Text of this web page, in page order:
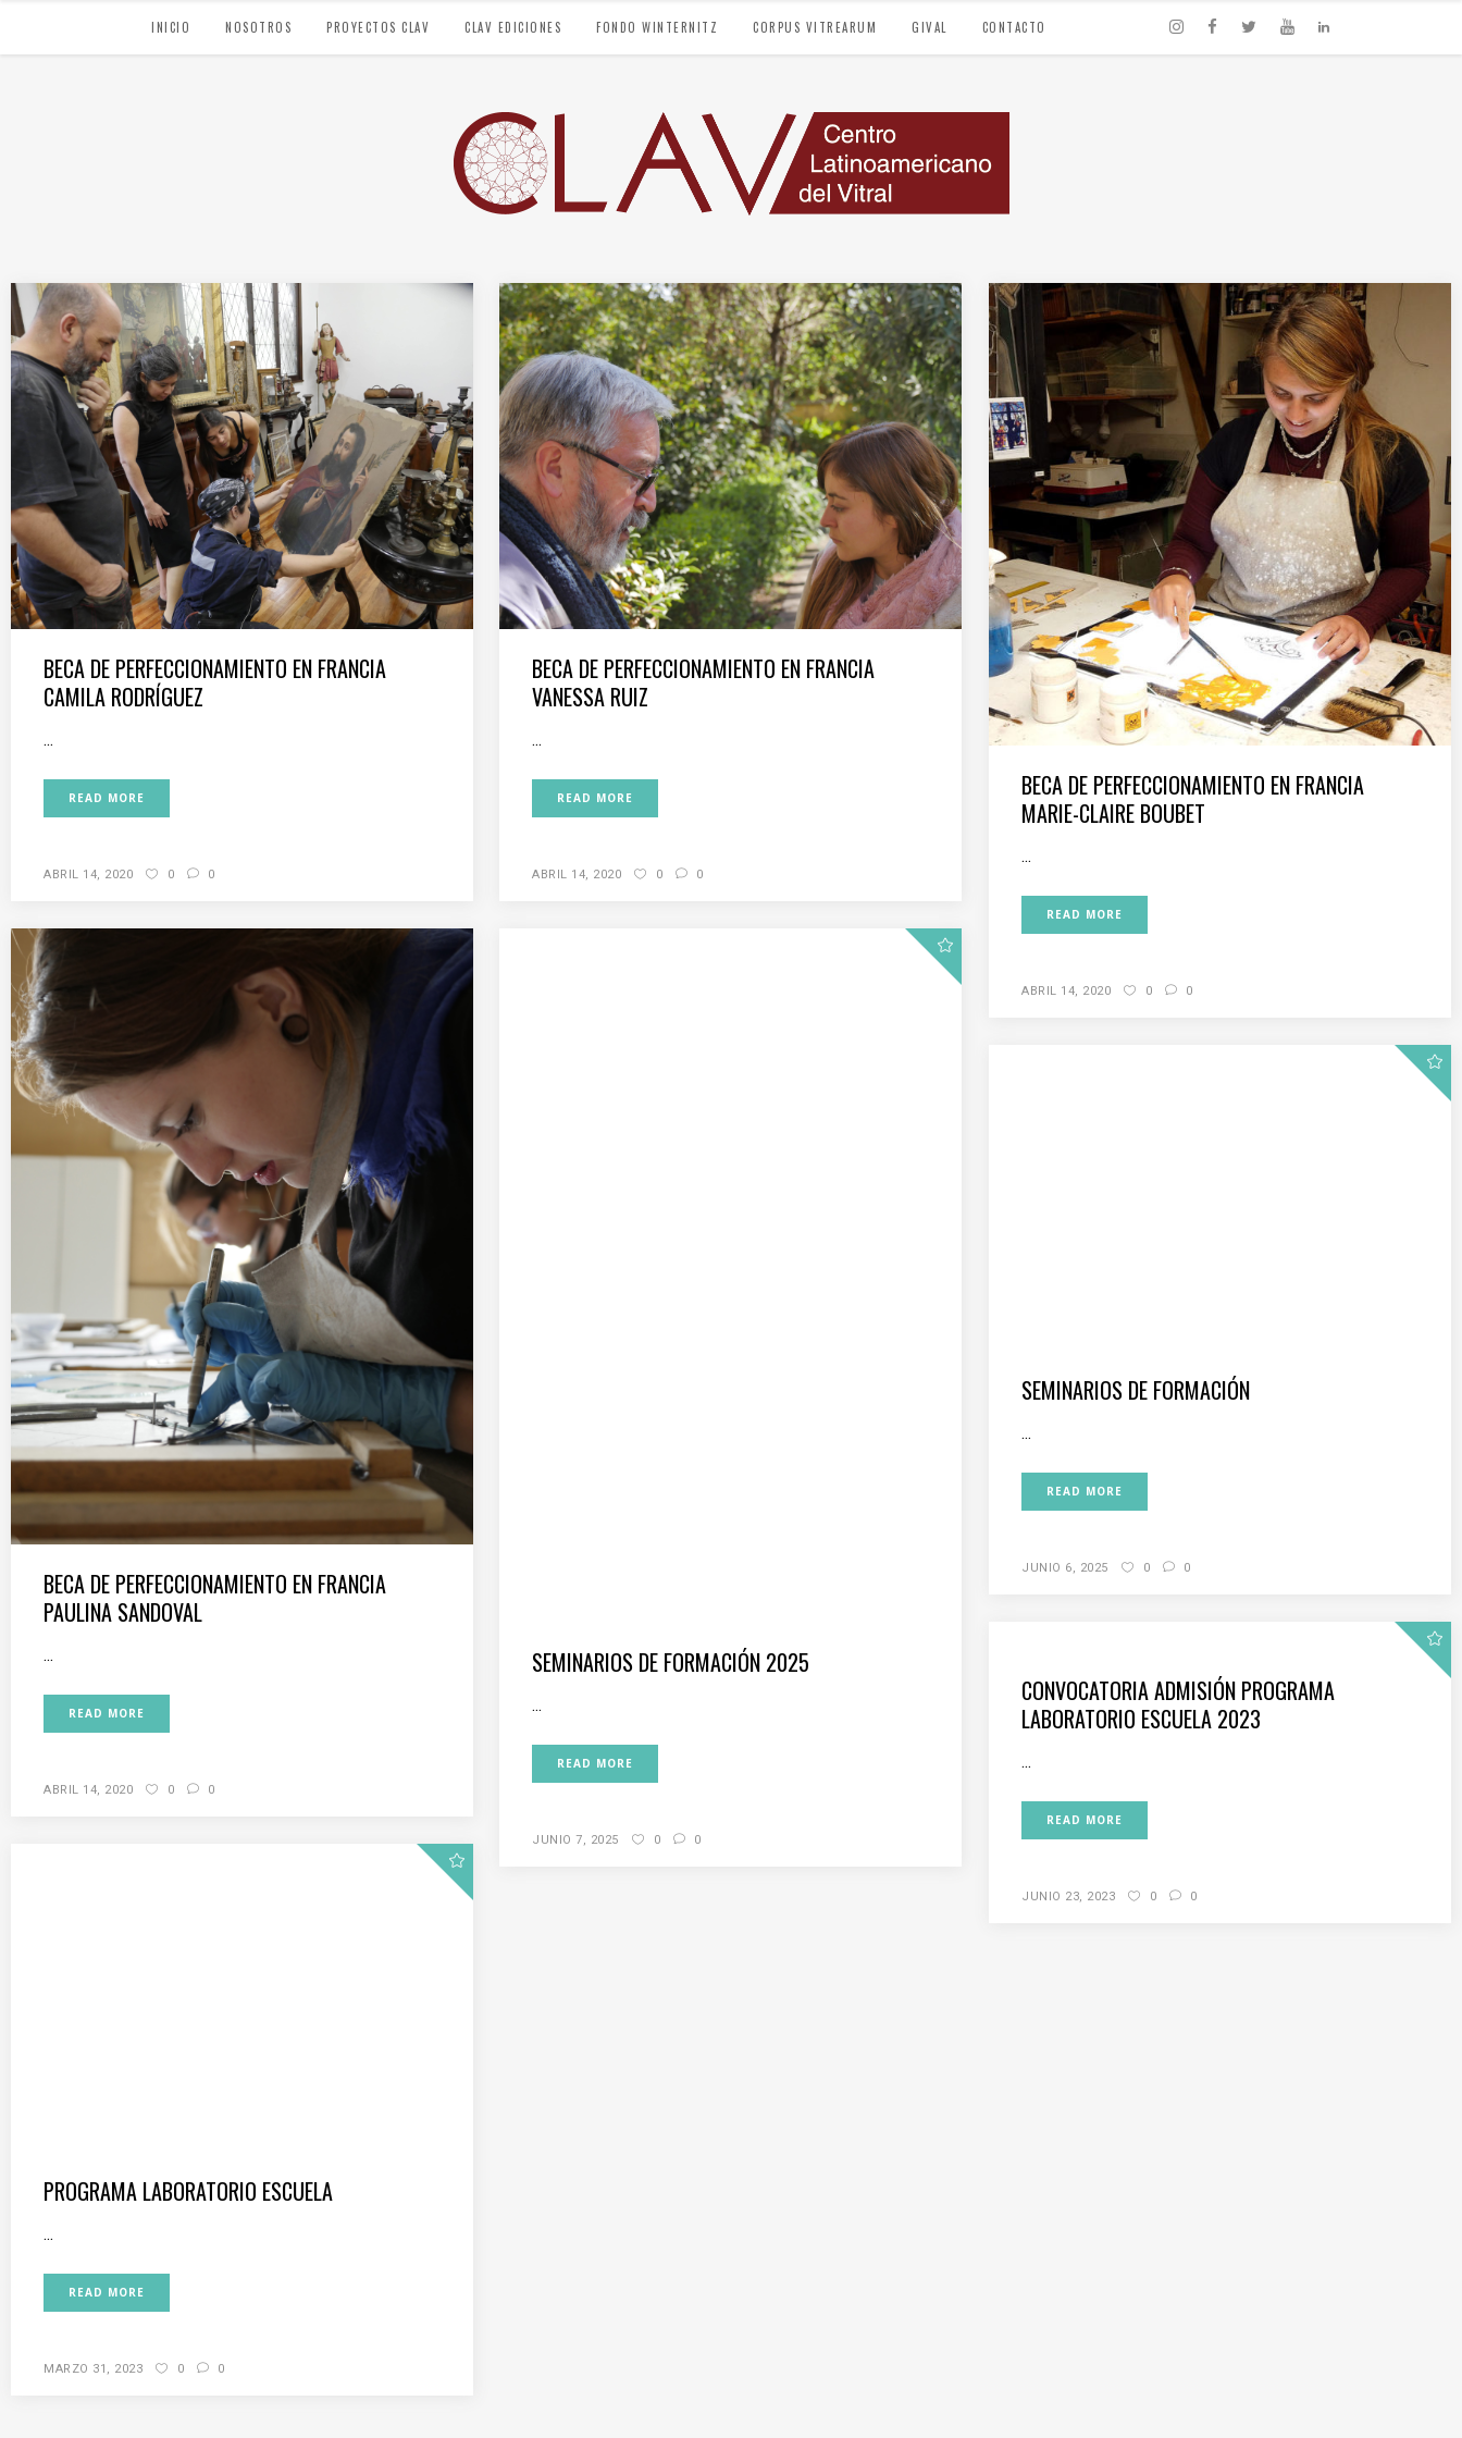
INICIO NOSOTROS PROYECTOS CLAV CLAV EDICIONES FONDO WINTERNITZ CORPUS VITREARUM GIVAL CONTACTO
BECA DE PERFECCIONAMIENTO EN FRANCIA
CAMILA RODRÍGUEZ
...
READ MORE
ABRIL 14, 2020 0 0
BECA DE PERFECCIONAMIENTO EN FRANCIA
VANESSA RUIZ
...
READ MORE
ABRIL 14, 2020 0 0
BECA DE PERFECCIONAMIENTO EN FRANCIA
MARIE-CLAIRE BOUBET
...
READ MORE
ABRIL 14, 2020 0 0
BECA DE PERFECCIONAMIENTO EN FRANCIA
PAULINA SANDOVAL
...
READ MORE
ABRIL 14, 2020 0 0
SEMINARIOS DE FORMACIÓN 2025
...
READ MORE
JUNIO 7, 2025 0 0
SEMINARIOS DE FORMACIÓN
...
READ MORE
JUNIO 6, 2025 0 0
CONVOCATORIA ADMISIÓN PROGRAMA
LABORATORIO ESCUELA 2023
...
READ MORE
JUNIO 23, 2023 0 0
PROGRAMA LABORATORIO ESCUELA
...
READ MORE
MARZO 31, 2023 0 0